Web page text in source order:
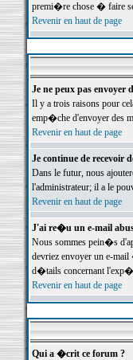
premi�re chose � faire
Revenir en haut de page
Je ne peux pas envoyer
Il y a trois raisons pour
emp�che d'envoyer des
Revenir en haut de page
Je continue de
Dans le futur, nous
l'administrateur; il a le
Revenir en haut de page
J'ai re�u un e-mail
Nous sommes pein�s
devriez envoyer un e-
d�tails concernant
Revenir en haut de page
Qui a �crit ce forum ?